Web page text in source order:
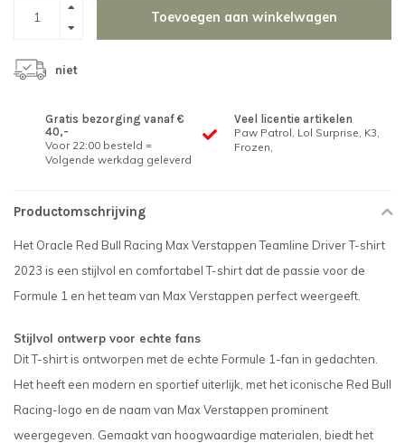
Toevoegen aan winkelwagen
niet
Gratis bezorging vanaf €
40,-
Voor 22:00 besteld =
Volgende werkdag geleverd
Veel licentie artikelen
Paw Patrol, Lol Surprise, K3,
Frozen,
Productomschrijving
Het Oracle Red Bull Racing Max Verstappen Teamline Driver T-shirt
2023 is een stijlvol en comfortabel T-shirt dat de passie voor de
Formule 1 en het team van Max Verstappen perfect weergeeft.
Stijlvol ontwerp voor echte fans
Dit T-shirt is ontworpen met de echte Formule 1-fan in gedachten.
Het heeft een modern en sportief uiterlijk, met het iconische Red Bull
Racing-logo en de naam van Max Verstappen prominent
weergegeven. Gemaakt van hoogwaardige materialen, biedt het